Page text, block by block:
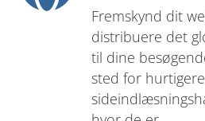
Fremskynd dit
distribuere det
til dine
sted for hurtigere